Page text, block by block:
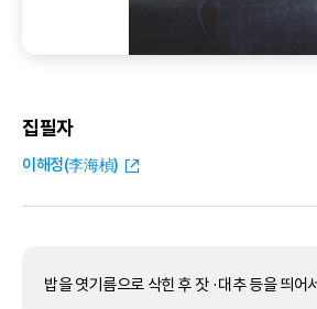
집필자
이해정(李海楨)
밥을 엿기름으로 삭힌 후 잣 ·대추 등을 띄어